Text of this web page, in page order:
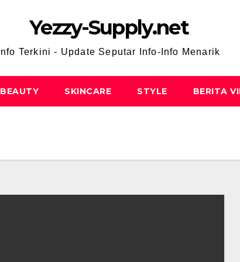
Yezzy-Supply.net
Info Terkini - Update Seputar Info-Info Menarik
BEAUTY SKINCARE STYLE BERITA